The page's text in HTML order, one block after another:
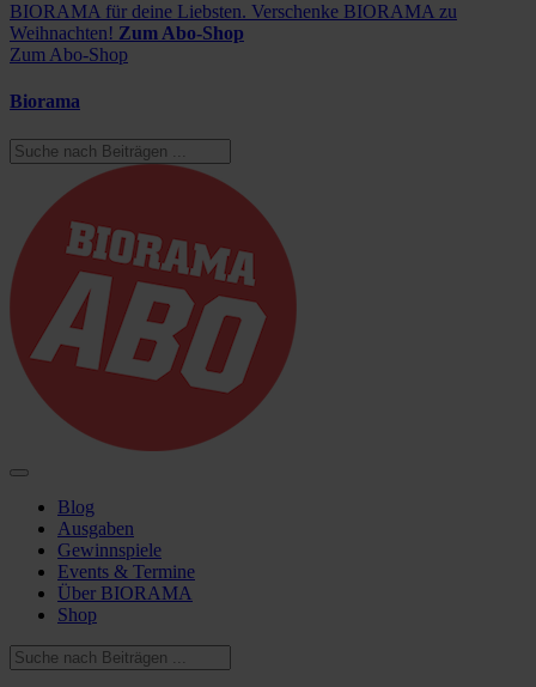
BIORAMA für deine Liebsten. Verschenke BIORAMA zu
Weihnachten! Zum Abo-Shop
Zum Abo-Shop
Biorama
Blog
Ausgaben
Gewinnspiele
Events & Termine
Über BIORAMA
Shop